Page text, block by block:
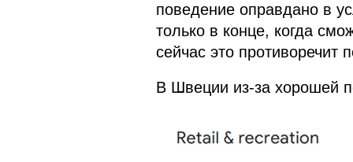
поведение оправдано в
только в конце, когда
сейчас это противоречит
В Швеции из-за хорошей